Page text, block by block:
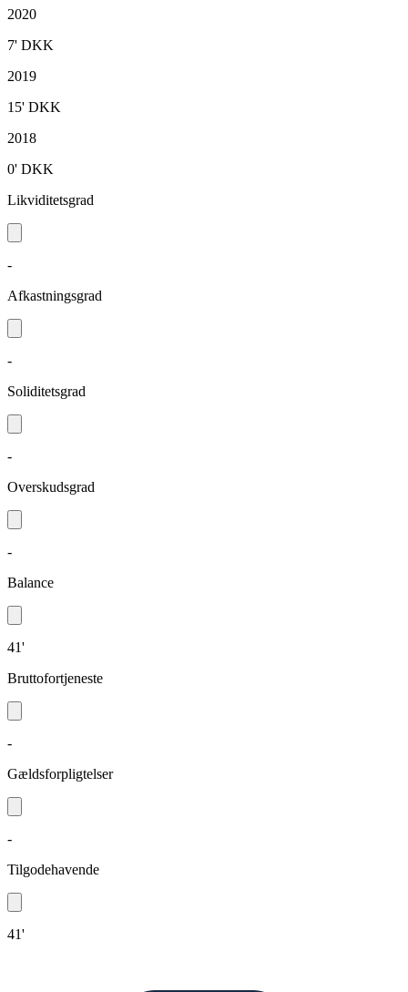
2020
7' DKK
2019
15' DKK
2018
0' DKK
Likviditetsgrad
-
Afkastningsgrad
-
Soliditetsgrad
-
Overskudsgrad
-
Balance
41'
Bruttofortjeneste
-
Gældsforpligtelser
-
Tilgodehavende
41'